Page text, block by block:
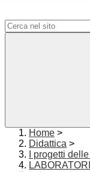
Home >
Didattica >
I progetti